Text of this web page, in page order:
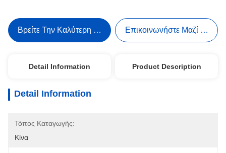
Βρείτε Την Καλύτερη Τιμή Επικοινωνήστε Μαζί Μας
Detail Information Product Description
Detail Information
Τόπος Καταγωγής:
Κίνα